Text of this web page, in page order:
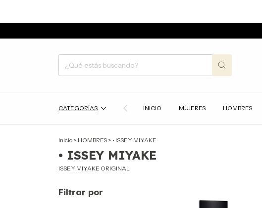
CATEGORÍAS INICIO MUJERES HOMBRES
Inicio > HOMBRES > • ISSEY MIYAKE
• ISSEY MIYAKE
ISSEY MIYAKE ORIGINAL
Filtrar por